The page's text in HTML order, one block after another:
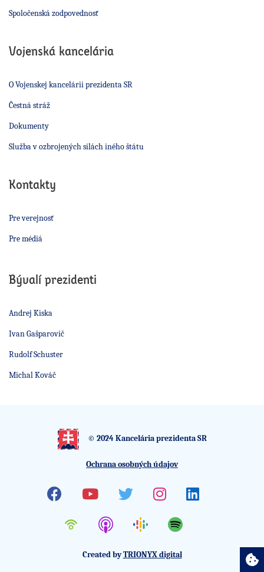
Spoločenská zodpovednosť
Vojenská kancelária
O Vojenskej kancelárii prezidenta SR
Čestná stráž
Dokumenty
Služba v ozbrojených silách iného štátu
Kontakty
Pre verejnosť
Pre médiá
Bývalí prezidenti
Andrej Kiska
Ivan Gašparovič
Rudolf Schuster
Michal Kováč
© 2024 Kancelária prezidenta SR
Ochrana osobných údajov
FacebookYoutubeTwitterInstagramLinkedin
Created byTRIONYX digital